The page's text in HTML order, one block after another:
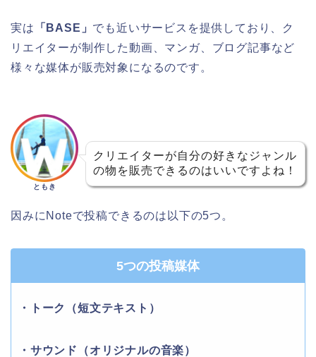
実は 「BASE」 でも近いサービスを提供しており、ク
リエイターが制作した動画、マンガ、ブログ記事など
様々な媒体が販売対象になるのです。
ともき
クリエイターが自分の好きなジャンル
の物を販売できるのはいいですよね！
因みにNoteで投稿できるのは以下の5つ。
5つの投稿媒体
・トーク（短文テキスト）
・サウンド（オリジナルの音楽）